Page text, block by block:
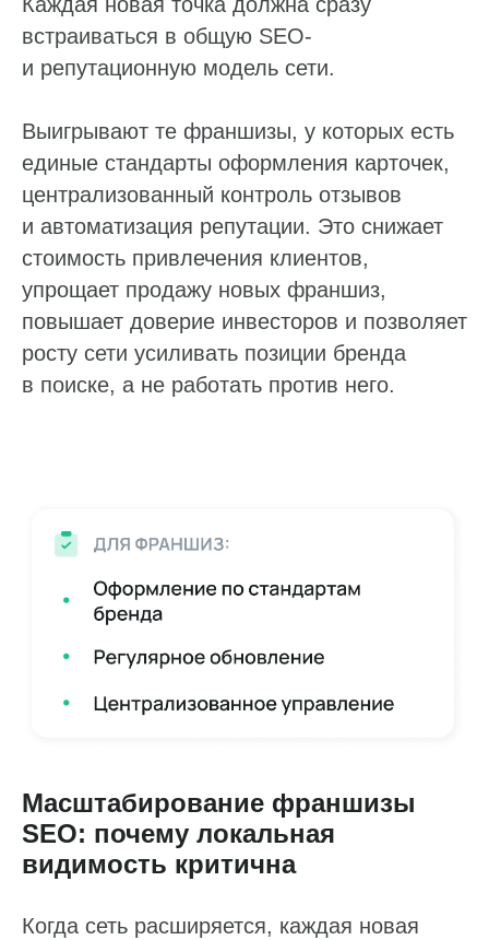
встраиваться в общую SEO-
и репутационную модель сети.
Выигрывают те франшизы, у которых есть
единые стандарты оформления карточек,
централизованный контроль отзывов
и автоматизация репутации. Это снижает
стоимость привлечения клиентов,
упрощает продажу новых франшиз,
повышает доверие инвесторов и позволяет
росту сети усиливать позиции бренда
в поиске, а не работать против него.
Масштабирование франшизы
SEO: почему локальная
видимость критична
Когда сеть расширяется, каждая новая